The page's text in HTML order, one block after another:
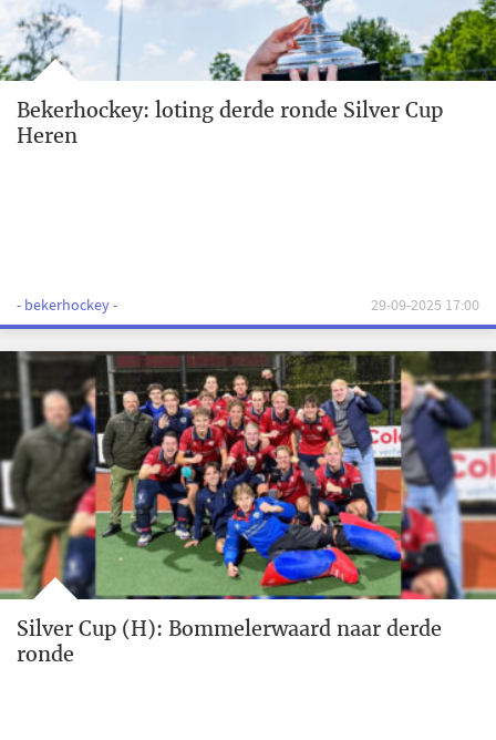
Bekerhockey: loting derde ronde Silver Cup
Heren
- bekerhockey - 29-09-2025 17:00
Silver Cup (H): Bommelerwaard naar derde
ronde